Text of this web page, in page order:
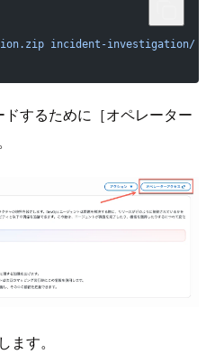
incident-investigation/
するために［オペレーター
ます。